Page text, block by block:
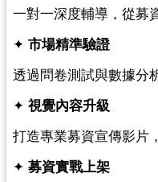
源
基
介
紹
相
連
一對一深度輔導，從募
✦ 市場精準驗證
透過問卷測試與數據分
✦ 視覺內容升級
打造專業募資宣傳影片
✦ 募資實戰上架